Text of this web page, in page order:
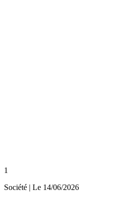
1
Société | Le 14/06/2026